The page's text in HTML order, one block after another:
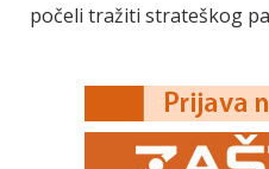
počeli tražiti strateškog